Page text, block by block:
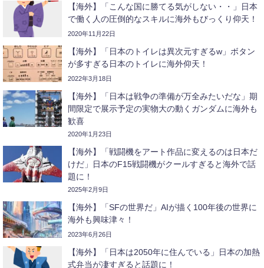
【海外】「こんな国に勝てる気がしない・・」日本
で働く人の圧倒的なスキルに海外もびっくり仰天！
2020年11月22日
【海外】「日本のトイレは異次元すぎるw」ボタン
が多すぎる日本のトイレに海外仰天！
2022年3月18日
【海外】「日本は戦争の準備が万全みたいだな」期
間限定で展示予定の実物大の動くガンダムに海外も
歓喜
2020年1月23日
【海外】「戦闘機をアート作品に変えるのは日本だ
けだ」日本のF15戦闘機がクールすぎると海外で話
題に！
2025年2月9日
【海外】「SFの世界だ」AIが描く100年後の世界に
海外も興味津々！
2023年6月26日
【海外】「日本は2050年に住んでいる」日本の加熱
式弁当が凄すぎると話題に！